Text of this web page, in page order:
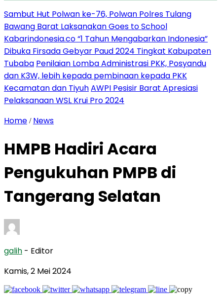
Sambut Hut Polwan ke-76, Polwan Polres Tulang
Bawang Barat Laksanakan Goes to School
Kabarindonesia.co “1 Tahun Mengabarkan Indonesia”
Dibuka Firsada Gebyar Paud 2024 Tingkat Kabupaten
Tubaba Penilaian Lomba Administrasi PKK, Posyandu
dan K3W, lebih kepada pembinaan kepada PKK
Kecamatan dan TiyuhAWPI Pesisir Barat Apresiasi
Pelaksanaan WSL Krui Pro 2024
Home / News
HMPB Hadiri Acara
Pengukuhan PMPB di
Tangerang Selatan
galih - Editor
Kamis, 2 Mei 2024